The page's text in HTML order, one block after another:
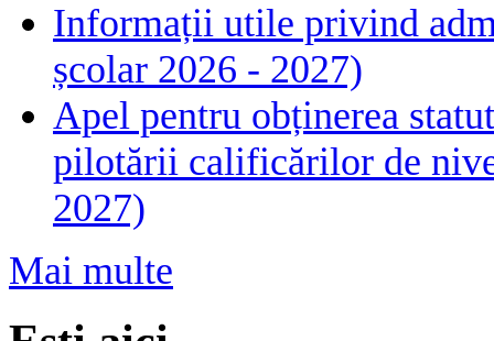
Informații utile privind
școlar 2026 - 2027)
Apel pentru obținerea
pilotării calificărilor de
2027)
Mai multe